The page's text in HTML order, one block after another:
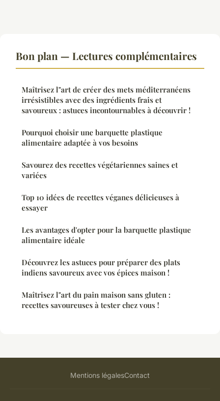
Bon plan — Lectures complémentaires
Maîtrisez l"art de créer des mets méditerranéens
irrésistibles avec des ingrédients frais et
savoureux : astuces incontournables à découvrir !
Pourquoi choisir une barquette plastique
alimentaire adaptée à vos besoins
Savourez des recettes végétariennes saines et
variées
Top 10 idées de recettes véganes délicieuses à
essayer
Les avantages d'opter pour la barquette plastique
alimentaire idéale
Découvrez les astuces pour préparer des plats
indiens savoureux avec vos épices maison !
Maîtrisez l"art du pain maison sans gluten :
recettes savoureuses à tester chez vous !
Mentions légalesContact